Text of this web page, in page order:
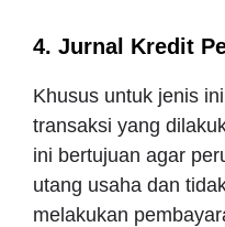
4. Jurnal Kredit
Khusus untuk jenis
transaksi yang
ini bertujuan agar
utang usaha dan
melakukan